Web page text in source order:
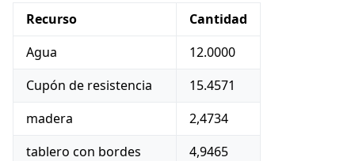
Recurso
Cantidad
Agua
12.0000
Cupón de resistencia
15.4571
madera
2,4734
tablero con bordes
4,9465